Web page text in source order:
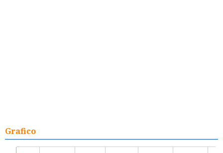
Grafico